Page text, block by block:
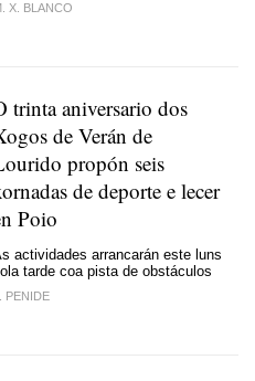
X. BLANCO
trinta aniversario dos
de Verán de
propón seis
de deporte e lecer
Poio
actividades arrancarán este luns
tarde coa pista de obstáculos
PENIDE